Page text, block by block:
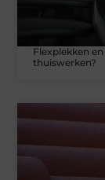
Flexplekken
thuiswerken?